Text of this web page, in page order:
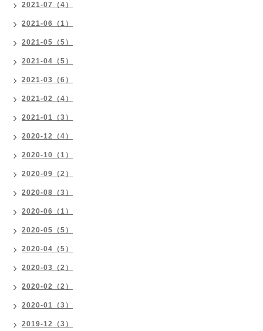
2021-07（4）
2021-06（1）
2021-05（5）
2021-04（5）
2021-03（6）
2021-02（4）
2021-01（3）
2020-12（4）
2020-10（1）
2020-09（2）
2020-08（3）
2020-06（1）
2020-05（5）
2020-04（5）
2020-03（2）
2020-02（2）
2020-01（3）
2019-12（3）